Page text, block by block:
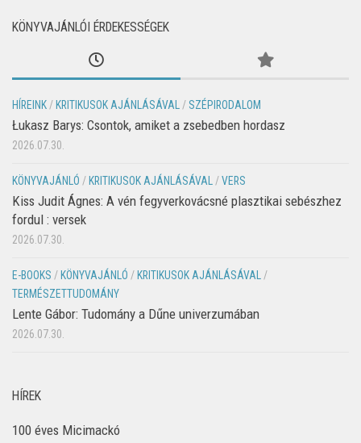
KÖNYVAJÁNLÓI ÉRDEKESSÉGEK
HÍREINK/ KRITIKUSOK AJÁNLÁSÁVAL/ SZÉPIRODALOM
Łukasz Barys: Csontok, amiket a zsebedben hordasz
2026.07.30.
KÖNYVAJÁNLÓ / KRITIKUSOK AJÁNLÁSÁVAL/VERS
Kiss Judit Ágnes: A vén fegyverkovácsné plasztikai sebészhez
fordul : versek
2026.07.30.
E-BOOKS / KÖNYVAJÁNLÓ / KRITIKUSOK AJÁNLÁSÁVAL/
TERMÉSZETTUDOMÁNY
Lente Gábor: Tudomány a Dűne univerzumában
2026.07.30.
HÍREK
100 éves Micimackó